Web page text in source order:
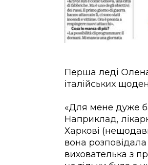
Перша леді
італійських
«Для мене дуже
Наприклад,
Харкові
вона
вихователька з